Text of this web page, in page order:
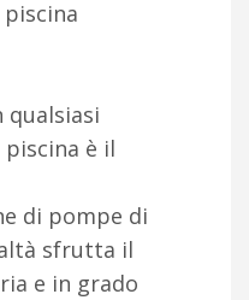
qualsiasi
è il
di pompe di
sfrutta il
e in grado